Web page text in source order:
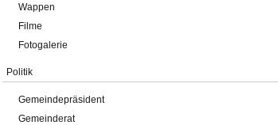
Wappen
Filme
Fotogalerie
Politik
Gemeindepräsident
Gemeinderat